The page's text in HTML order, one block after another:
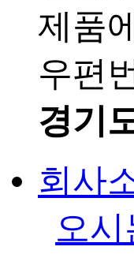
제품
우편
경기
회사
오시